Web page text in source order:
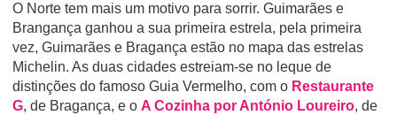
O Norte tem mais um motivo para sorrir. Guimarães e
Brangança ganhou a sua primeira estrela, pela primeira
vez, Guimarães e Bragança estão no mapa das estrelas
Michelin. As duas cidades estreiam-se no leque de
distinções do famoso Guia Vermelho, com o Restaurante
G, de Bragança, e o A Cozinha por António Loureiro, de